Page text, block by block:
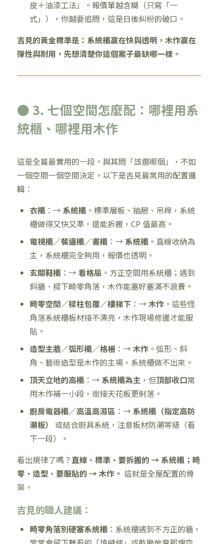
皮＋油漆工法」。報價單越含糊（只寫「一
式」），你越要追問，這是日後糾紛的破口。
吉見的黃金標準是：系統櫃贏在快與透明，木作贏在
彈性與耐用，先想清楚你這個案子最缺哪一樣。
● 3. 七個空間怎麼配：哪裡用系
統櫃、哪裡用木作
這是全篇最實用的一段。與其問「該選哪個」，不如
一個空間一個空間決定。以下是吉見最常用的配置邏
輯：
衣櫃：→ 系統櫃。標準層板、抽屜、吊桿，系統
櫃做得又快又準，還能拆搬，CP 值最高。
電視櫃／餐邊櫃／書櫃：→ 系統櫃。直線收納為
主，系統櫃完全夠用，報價也透明。
玄關鞋櫃：→看格局 。方正空間用系統櫃；遇到
斜牆、樑下畸零角落，木作能塞好塞滿不浪費。
畸零空間／樑柱包覆／樓梯下：→木作。這些怪
角落系統櫃板材接不漂亮，木作現場修邊才能服
貼。
造型主牆／弧形櫃／格柵：→木作。弧形、斜
角、藝術造型是木作的主場，系統櫃做不出來。
頂天立地的高櫃：→ 系統櫃為主，但頂部收口常
用木作補一小段，銜接天花板更俐落。
廚房電器櫃／高溫高濕區 ：→ 系統櫃（指定高防
潮板）
或結合廚具系統，注意板材防潮等級（看
下一段）。
看出規律了嗎？直線、標準、要拆搬的 → 系統櫃；畸
零、造型、要服貼的 → 木作。 這就是全屋配置的骨
架。
吉見的職人建議：
畸零角落別硬塞系統櫃：系統櫃遇到不方正的牆，